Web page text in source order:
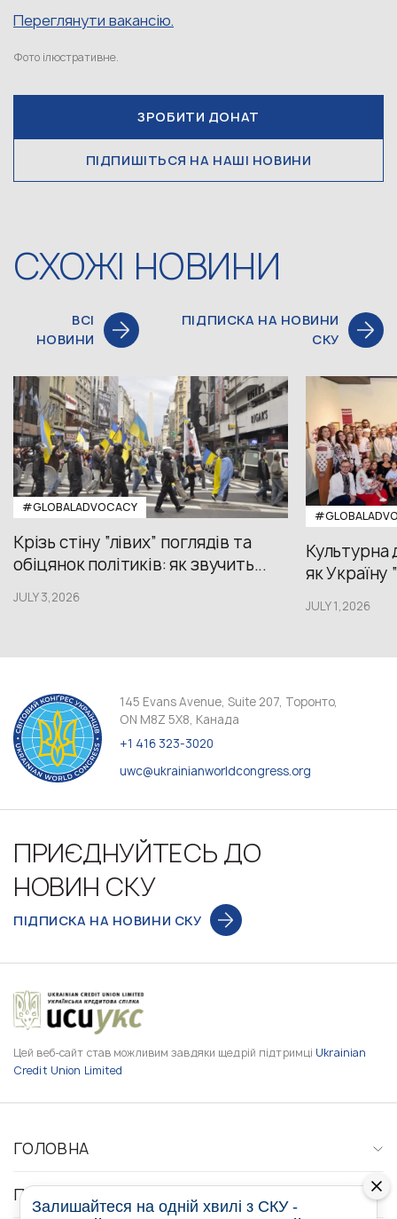
Переглянути вакансію.
Фото ілюстративне.
ЗРОБИТИ ДОНАТ
ПІДПИШІТЬСЯ НА НАШІ НОВИНИ
СХОЖІ НОВИНИ
ВСІ
НОВИНИ
ПІДПИСКА НА НОВИНИ
СКУ
#GLOBALADVOCACY
Крізь стіну “лівих” поглядів та
обіцянок політиків: як звучить...
JULY 3,2026
Культурна
як
JULY 1,2026
145 Evans Avenue, Suite 207, Торонто,
ON M8Z 5X8, Канада
+1 416 323-3020
uwc@ukrainianworldcongress.org
ПРИЄДНУЙТЕСЬ ДО
НОВИН СКУ
ПІДПИСКА НА НОВИНИ СКУ
Цей веб-сайт став можливим завдяки щедрій підтримці Ukrainian
Credit Union Limited
ГОЛОВНА
ПРО НАС
Залишайтеся на одній хвилі з СКУ -